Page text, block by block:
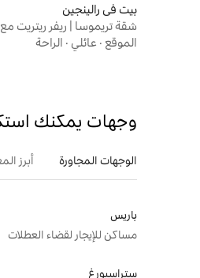
بيت في رالينجين
شقة تريموسا | ريفر ريتريت مع 3 غرف نوم
الموقع · عائلي · الراحة
وجهات يمكنك
الوجهات المجاورة أبرز
باريس
مساكن للإيجار لقضاء العطلات
ستراسبورغ